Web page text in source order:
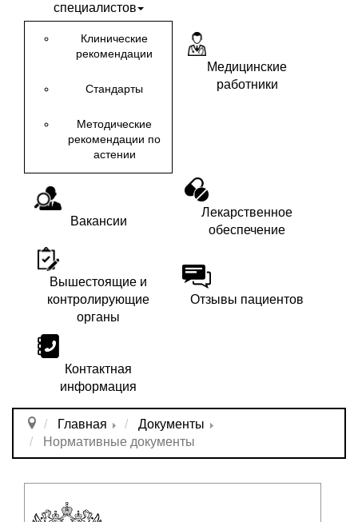
специалистов
Клинические
рекомендации
Стандарты
Методические
рекомендации по
астении
Медицинские
работники
Вакансии
Лекарственное
обеспечение
Вышестоящие и
контролирующие
органы
Отзывы пациентов
Контактная
информация
Главная
Документы
Нормативные документы